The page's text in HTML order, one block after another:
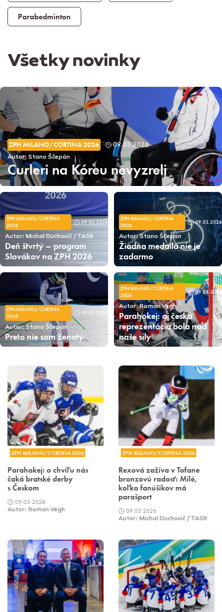
Parabedminton
Všetky novinky
ZPH MILANO/CORTINA 2026 09.03.2026
Autor: Stano Ščepán
Curleri na Kóreu nevyzreli
ZPH MILANO/CORTINA
2026
09.03.2026
Autor: Michal Duchovič / TASR
Deň štvrtý – program
Slovákov na ZPH 2026
ZPH MILANO/CORTINA
2026
09.03.2026
Autor: Stano Ščepán
Žiadna medaila nie je
zadarmo
ZPH MILANO/CORTINA
2026
09.03.2026
Autor: Stano Ščepán
Preto nie som ženatý
ZPH MILANO/CORTINA
2026
09.03.2026
Autor: Roman Végh
Parahokej: aj česká
reprezentácia bola nad
naše sily
ZPH MILANO/CORTINA 2026
Parahokej: o chvíľu nás
čaká bratské derby
s Českom
09.03.2026
Autor: Roman Végh
ZPH MILANO/CORTINA 2026
Rexová zažíva v Tofane
bronzovú radosť: Milé,
koľko fanúšikov má
parašport
09.03.2026
Autor: Michal Duchovič / TASR